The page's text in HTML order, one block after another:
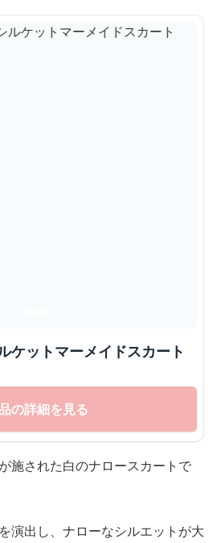
ケットマーメイドスカート
の詳細を見る
施された白のナロースカートで
演出し、ナローなシルエットが大